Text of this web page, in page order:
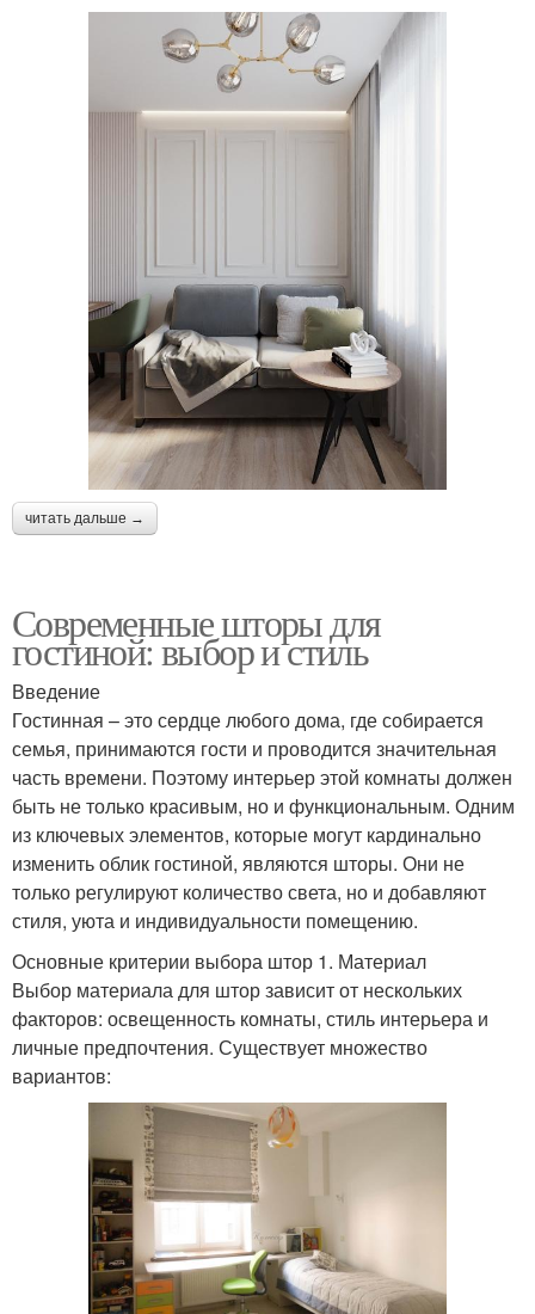
читать дальше →
Современные шторы для
гостиной: выбор и стиль
Введение
Гостинная – это сердце любого дома, где собирается
семья, принимаются гости и проводится значительная
часть времени. Поэтому интерьер этой комнаты должен
быть не только красивым, но и функциональным. Одним
из ключевых элементов, которые могут кардинально
изменить облик гостиной, являются шторы. Они не
только регулируют количество света, но и добавляют
стиля, уюта и индивидуальности помещению.
Основные критерии выбора штор 1. Материал
Выбор материала для штор зависит от нескольких
факторов: освещенность комнаты, стиль интерьера и
личные предпочтения. Существует множество
вариантов: